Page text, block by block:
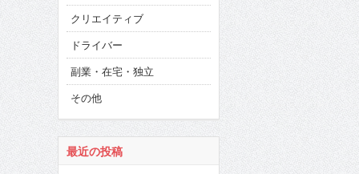
クリエイティブ
ドライバー
副業・在宅・独立
その他
最近の投稿